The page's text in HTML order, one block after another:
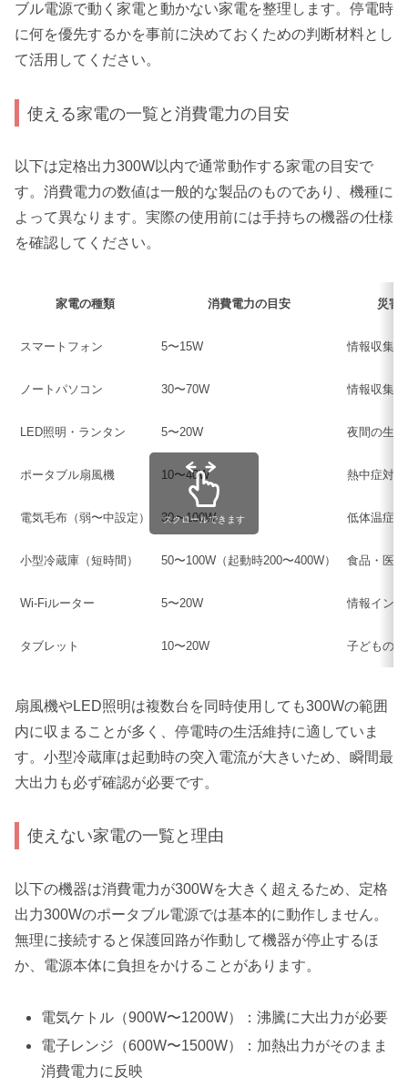
ブル電源で動く家電と動かない家電を整理します。停電時
に何を優先するかを事前に決めておくための判断材料とし
て活用してください。
使える家電の一覧と消費電力の目安
以下は定格出力300W以内で通常動作する家電の目安で
す。消費電力の数値は一般的な製品のものであり、機種に
よって異なります。実際の使用前には手持ちの機器の仕様
を確認してください。
家電の種類 消費電力の目安 災害
スマートフォン 5〜15W 情報収集
ノートパソコン 30〜70W 情報収集
LED照明・ランタン 5〜20W 夜間の生
ポータブル扇風機 10〜40W 熱中症対
電気毛布（弱〜中設定） 30〜100W 低体温症
小型冷蔵庫（短時間） 50〜100W（起動時200〜400W） 食品・医
Wi-Fiルーター 5〜20W 情報イン
タブレット 10〜20W 子どもの
スクロールできます
扇風機やLED照明は複数台を同時使用しても300Wの範囲
内に収まることが多く、停電時の生活維持に適していま
す。小型冷蔵庫は起動時の突入電流が大きいため、瞬間最
大出力も必ず確認が必要です。
使えない家電の一覧と理由
以下の機器は消費電力が300Wを大きく超えるため、定格
出力300Wのポータブル電源では基本的に動作しません。
無理に接続すると保護回路が作動して機器が停止するほ
か、電源本体に負担をかけることがあります。
電気ケトル（900W〜1200W）：沸騰に大出力が必要
電子レンジ（600W〜1500W）：加熱出力がそのまま
消費電力に反映